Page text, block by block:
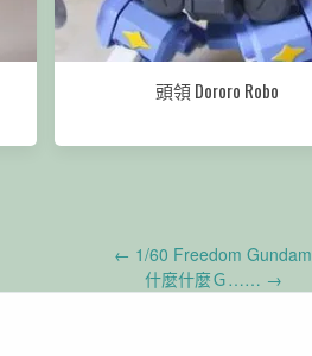
頭領 Dororo Robo
← 1/60 Freedom Gundam
什麼什麼Ｇ…… →